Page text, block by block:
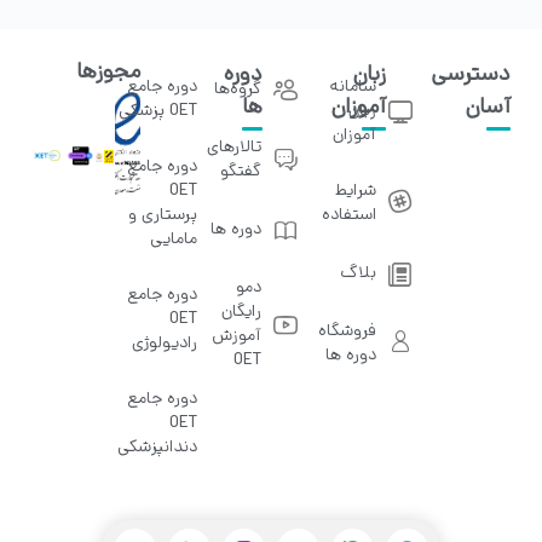
دسترسی
آسان
سامانه
زبان
آموزان
شرایط
استفاده
بلاگ
فروشگاه
دوره ها
زبان
آموزان
گروه‌ها
تالار‌های
گفتگو
دوره ها
دمو
رایگان
آموزش
OET
دوره
ها
دوره جامع
OET پزشکی
دوره جامع
OET
پرستاری و
مامایی
دوره جامع
OET
رادیولوژی
دوره جامع
OET
دندانپزشکی
مجوزها